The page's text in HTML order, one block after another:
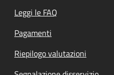
Leggi le FAQ
Pagamenti
Riepilogo valutazioni